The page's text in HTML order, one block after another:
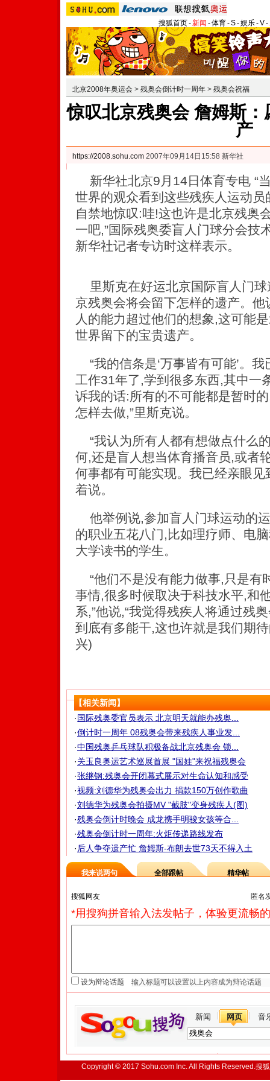
搜狐首页-新闻 -体育-S-娱乐-V-
北京2008年奥运会 > 残奥会倒计时一周年 > 残奥会祝福
惊叹北京残奥会 詹姆斯
产
https://2008.sohu.com 2007年09月14日15:58 新华社
新华社北京9月14日体育专电 “
世界的观众看到这些残疾人运动
自禁地惊叹:哇!这也许是北京残奥
一吧,”国际残奥委盲人门球分会技
新华社记者专访时这样表示。
里斯克在好运北京国际盲人门球
京残奥会将会留下怎样的遗产。
人的能力超过他们的想象,这可能
世界留下的宝贵遗产。
“我的信条是‘万事皆有可能’。
工作31年了,学到很多东西,其中一
诉我的话:所有的不可能都是暂时
怎样去做,”里斯克说。
“我认为所有人都有想做点什么
何,还是盲人想当体育播音员,或者
何事都有可能实现。我已经亲眼见
着说。
他举例说,参加盲人门球运动的
的职业五花八门,比如理疗师、电
大学读书的学生。
“他们不是没有能力做事,只是有
事情,很多时候取决于科技水平,和
系,”他说,“我觉得残疾人将通过残
到底有多能干,这也许就是我们期
兴)
【相关新闻】
·国际残奥委官员表示 北京明天就能办残奥...
·倒计时一周年 08残奥会带来残疾人事业发...
·中国残奥乒乓球队积极备战北京残奥会 锁...
·关玉良奥运艺术巡展首展 "国娃"来祝福残奥会
·张继钢:残奥会开闭幕式展示对生命认知和感受
·视频:刘德华为残奥会出力 捐款150万创作歌曲
·刘德华为残奥会拍摄MV "截肢"变身残疾人(图)
·残奥会倒计时晚会 成龙携手明骏女孩等合...
·残奥会倒计时一周年:火炬传递路线发布
· 后人争夺遗产忙 詹姆斯-布朗去世73天不得入土
我来说两句 全部跟帖 精华帖
匿名
*用搜狗拼音输入法发帖子，体验更流畅
设为辩论话题
新闻 网页 音
Copyright © 2017 Sohu.com Inc. All Rights Reserved.搜